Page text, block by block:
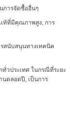
การจัดซื้ออื่นๆ
ท้ที่มีคุณภาพสูง, การ
สนับสนุนทางเทคนิค
วประเทศ ในกรณีที่ระยะ
นตลอดปี, เป็นการ